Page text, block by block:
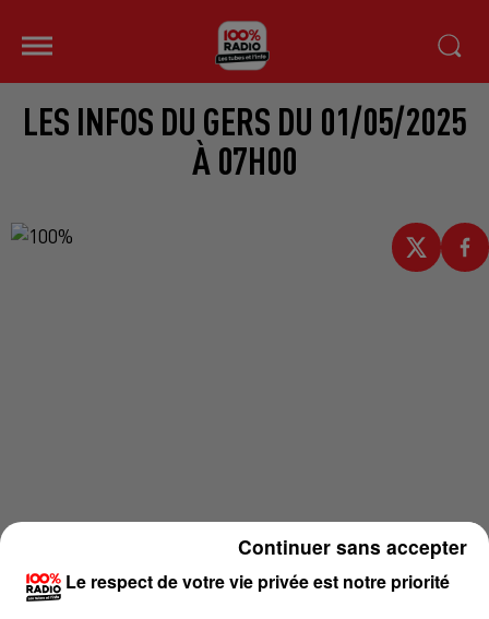
LES INFOS DU GERS DU 01/05/2025
À 07H00
Le respect de votre vie privée est notre priorité
Continuer sans accepter